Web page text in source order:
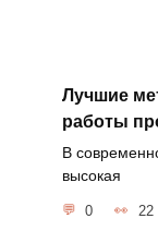
Лучшие
работы
В
высокая
0 22